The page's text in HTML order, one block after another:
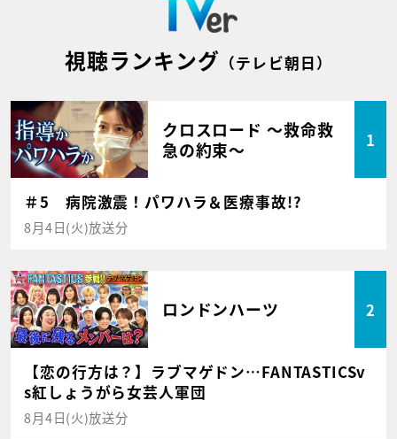
視聴ランキング （テレビ朝日）
クロスロード ～救命救
急の約束～
1
＃5 病院激震！パワハラ＆医療事故!?
8月4日(火)放送分
ロンドンハーツ 2
【恋の行方は？】ラブマゲドン…FANTASTICSv
s紅しょうがら女芸人軍団
8月4日(火)放送分